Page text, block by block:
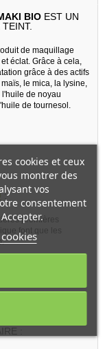
BIO EST UN
de maquillage
éclat. Grâce à cela,
grâce à des actifs
le mica, la lysine,
de noyau
de tournesol.
:
premières
font que les
que cela soit le
pour sortir en
avoir un teint hâlé
:
cookies et ceux
montrer des
vos
consentement